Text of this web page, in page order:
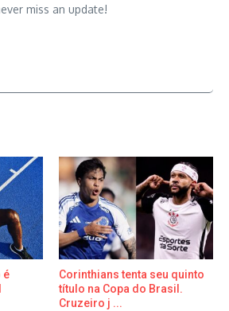
miss an update!
é
Corinthians tenta seu quinto
título na Copa do Brasil.
Cruzeiro j ...